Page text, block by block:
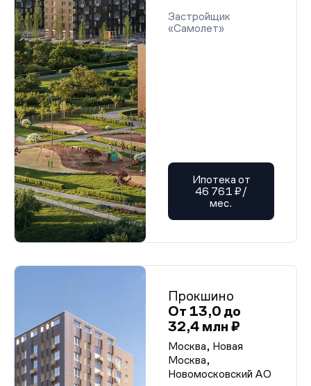
Застройщик
«Самолет»
Ипотека от
46 761 ₽/
мес.
Прокшино
От 13,0 до
32,4 млн ₽
Москва, Новая
Москва,
Новомосковский АО